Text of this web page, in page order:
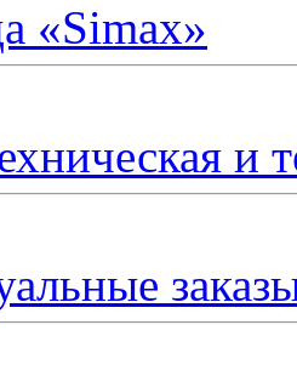
«Simax»
и